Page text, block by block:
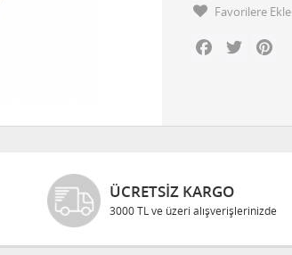
Favorilere Ekle
Facebook
Twitter
ÜCRETSIZ KARGO
3000 TL ve üzeri alışverişlerinizde